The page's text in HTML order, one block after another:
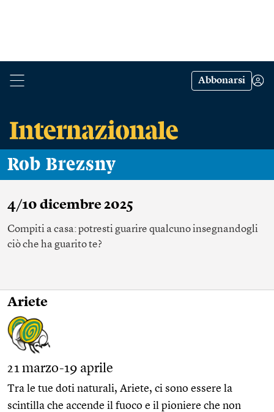
Abbonarsi
Rob Brezsny
4/10 dicembre 2025
Compiti a casa: potresti guarire qualcuno insegnandogli
ciò che ha guarito te?
Ariete
21 marzo-19 aprile
Tra le tue doti naturali, Ariete, ci sono essere la
scintilla che accende il fuoco e il pioniere che non